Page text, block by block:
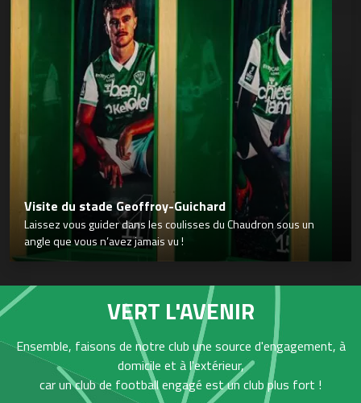
Visite du stade Geoffroy-Guichard
Laissez vous guider dans les coulisses du Chaudron sous un
angle que vous n’avez jamais vu !
VERT L'AVENIR
Ensemble, faisons de notre club une source d'engagement, à
domicile et à l'extérieur,
car un club de football engagé est un club plus fort !